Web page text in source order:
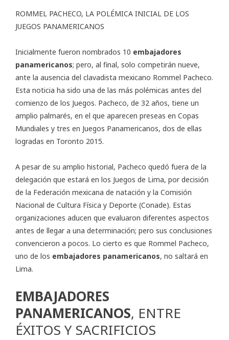
ROMMEL PACHECO, LA POLÉMICA INICIAL DE LOS
JUEGOS PANAMERICANOS
Inicialmente fueron nombrados 10 embajadores
panamericanos; pero, al final, solo competirán nueve,
ante la ausencia del clavadista mexicano Rommel Pacheco.
Esta noticia ha sido una de las más polémicas antes del
comienzo de los Juegos. Pacheco, de 32 años, tiene un
amplio palmarés, en el que aparecen preseas en Copas
Mundiales y tres en Juegos Panamericanos, dos de ellas
logradas en Toronto 2015.
A pesar de su amplio historial, Pacheco quedó fuera de la
delegación que estará en los Juegos de Lima, por decisión
de la Federación mexicana de natación y la Comisión
Nacional de Cultura Física y Deporte (Conade). Estas
organizaciones aducen que evaluaron diferentes aspectos
antes de llegar a una determinación; pero sus conclusiones
convencieron a pocos. Lo cierto es que Rommel Pacheco,
uno de los embajadores panamericanos, no saltará en
Lima.
EMBAJADORES
PANAMERICANOS, ENTRE
ÉXITOS Y SACRIFICIOS